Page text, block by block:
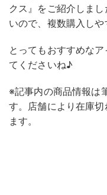
クス』をご紹介しま
いので、複数購入しや
とってもおすすめな
てくださいね♪
※記事内の商品情報は
す。店舗により在庫
ます。